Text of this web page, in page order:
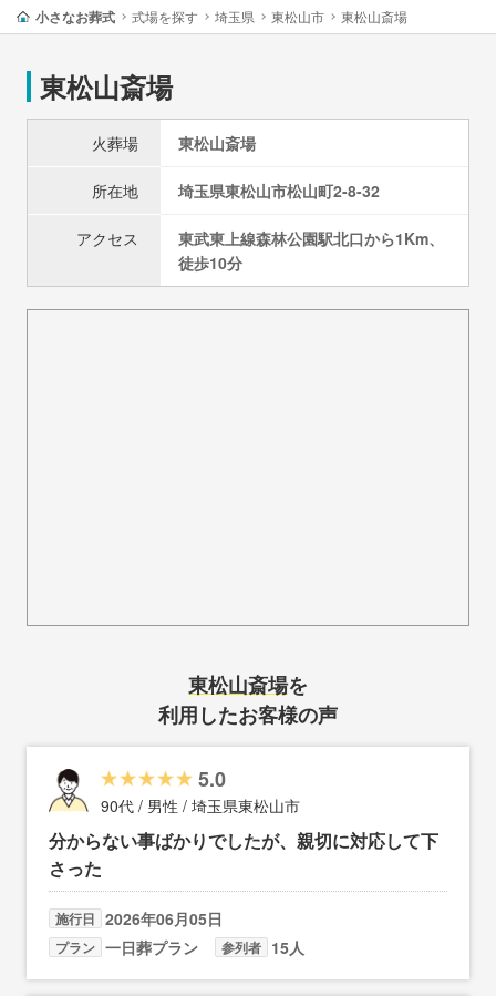
小さなお葬式 式場を探す 埼玉県 東松山市 東松山斎場
東松山斎場
火葬場 東松山斎場
所在地 埼玉県東松山市松山町2-8-32
アクセス
東武東上線森林公園駅北口から1Km、
徒歩10分
東松山斎場を
利用したお客様の声
5.0
90代 / 男性 / 埼玉県東松山市
分からない事ばかりでしたが、親切に対応して下
さった
施行日 2026年06月05日
プラン 一日葬プラン 参列者 15人